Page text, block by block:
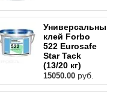
Универсальный
клей Forbo
522 Eurosafe
Star Tack
(13/20 кг)
15050.00 руб.